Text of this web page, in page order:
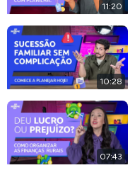
11:20
10:28
07:43